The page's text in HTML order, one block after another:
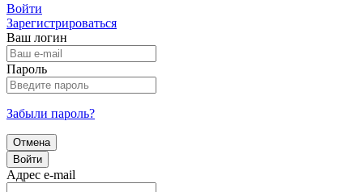
Войти
Зарегистрироваться
Ваш логин
Пароль
Забыли пароль?
Отмена
Войти
Адрес e-mail